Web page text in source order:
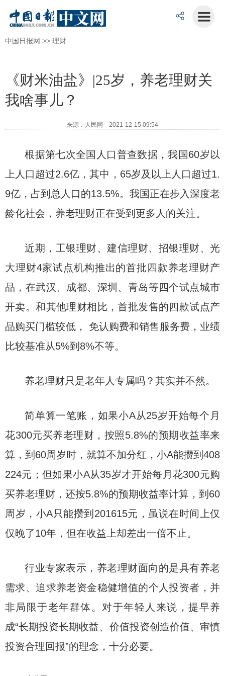
中国日报网 >> 理财
《财米油盐》|25岁，养老理财关
我啥事儿？
来源：人民网 2021-12-15 09:54
根据第七次全国人口普查数据，我国60岁以
上人口超过2.6亿，其中，65岁及以上人口超过1.
9亿，占到总人口的13.5%。我国正在步入深度老
龄化社会，养老理财正在受到更多人的关注。
近期，工银理财、建信理财、招银理财、光
大理财4家试点机构推出的首批四款养老理财产
品，在武汉、成都、深圳、青岛等四个试点城市
开卖。和其他理财相比，首批发售的四款试点产
品购买门槛较低， 免认购费和销售服务费，业绩
比较基准从5%到8%不等。
养老理财只是老年人专属吗？其实并不然。
简单算一笔账，如果小A从25岁开始每个月
花300元买养老理财，按照5.8%的预期收益率来
算，到60周岁时，就算不加分红，小A能攒到408
224元；但如果小A从35岁才开始每月花300元购
买养老理财，还按5.8%的预期收益率计算，到60
周岁，小A只能攒到201615元，虽说在时间上仅
仅晚了10年，但在收益上却差出一倍不止。
行业专家表示，养老理财面向的是具有养老
需求、追求养老资金稳健增值的个人投资者，并
非局限于老年群体。对于年轻人来说，提早养
成“长期投资长期收益、价值投资创造价值、审慎
投资合理回报”的理念，十分必要。